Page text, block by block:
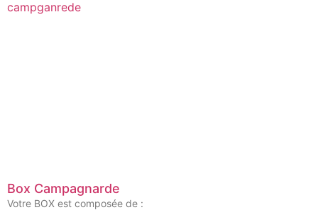
Box Campagnarde
Votre BOX est composée de :